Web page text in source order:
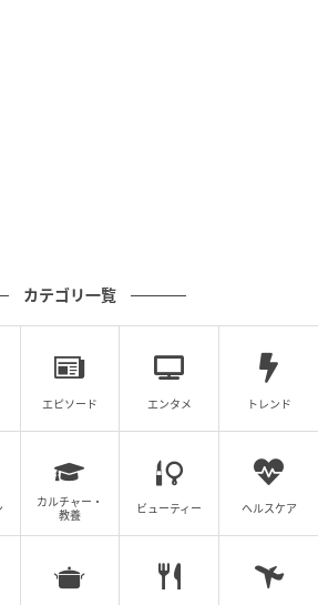
と野菜をじっくり炊き出した
詞。その対極ともいえる、淡麗系
涼やかな一杯。ラーメン店とは思
的です。
カテゴリ一覧
エピソード エンタメ トレンド
カルチャー・
教養
ビューティー ヘルスケア